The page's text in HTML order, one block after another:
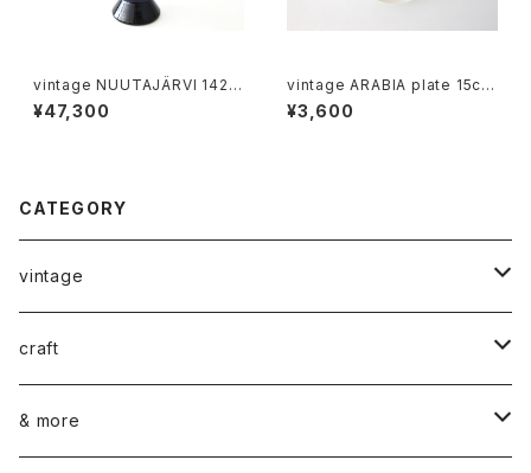
vintage NUUTAJÄRVI 1428
vase XL / ヴィンテージ ヌータ
ヤルヴィ 1428 XL フラワーベー
¥47,300
vintage ARABIA plate 15cm
/ オールドアラビア パン皿 15c
m
¥3,600
CATEGORY
vintage
ceramics
ARABIA
glass
craft
染め花Horry
& more